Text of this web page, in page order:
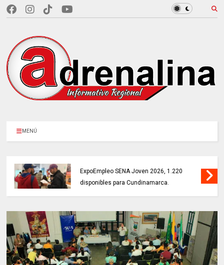
MENÚ
ExpoEmpleo SENA Joven 2026, 1.220
disponibles para Cundinamarca.